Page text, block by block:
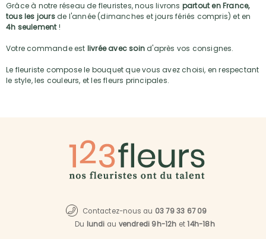
Grâce à notre réseau de fleuristes, nous livrons partout en France,
tous les joursde l'année (dimanches et jours fériés compris) et en
4h seulement!
Votre commande est livrée avec soind'après vos consignes.
Le fleuriste compose le bouquet que vous avez choisi, en respectant
le style, les couleurs, et les fleurs principales.
Contactez-nous au 03 79 33 67 09
Du lundi au vendredi 9h-12h et14h-18h